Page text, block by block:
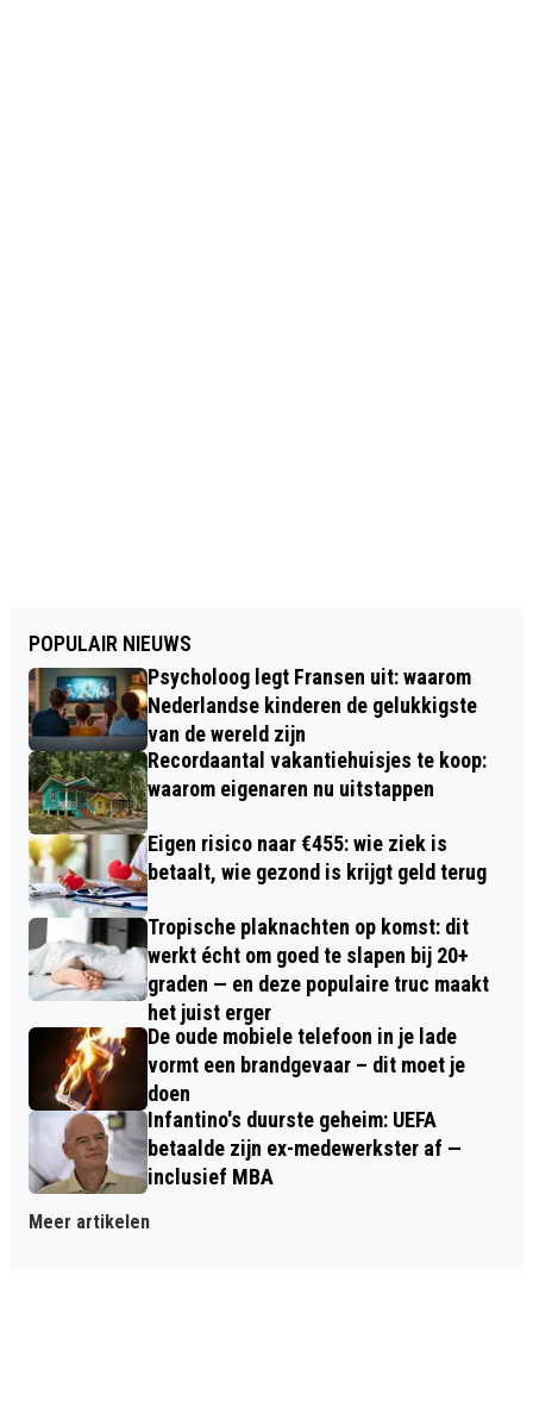
POPULAIR NIEUWS
Psycholoog legt Fransen uit: waarom
Nederlandse kinderen de gelukkigste
van de wereld zijn
Recordaantal vakantiehuisjes te koop:
waarom eigenaren nu uitstappen
Eigen risico naar €455: wie ziek is
betaalt, wie gezond is krijgt geld terug
Tropische plaknachten op komst: dit
werkt écht om goed te slapen bij 20+
graden — en deze populaire truc maakt
het juist erger
De oude mobiele telefoon in je lade
vormt een brandgevaar – dit moet je
doen
Infantino's duurste geheim: UEFA
betaalde zijn ex-medewerkster af —
inclusief MBA
Meer artikelen